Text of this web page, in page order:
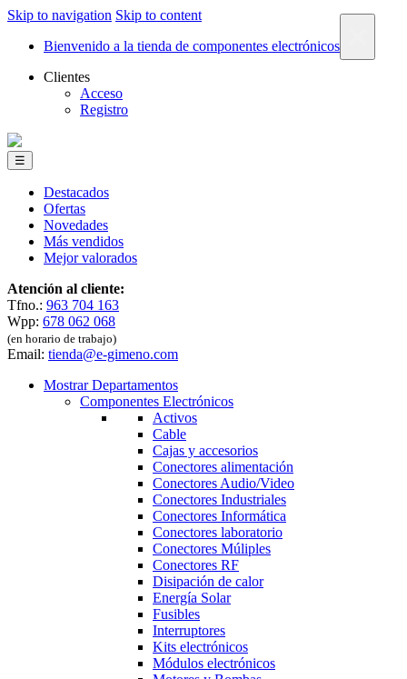
Skip to navigation Skip to content
Bienvenido a la tienda de componentes electrónicos
Clientes
Acceso
Registro
☰
Destacados
Ofertas
Novedades
Más vendidos
Mejor valorados
Atención al cliente:
Tfno.: 963 704 163
Wpp: 678 062 068
(en horario de trabajo)
Email: tienda@e-gimeno.com
Mostrar Departamentos
Componentes Electrónicos
Activos
Cable
Cajas y accesorios
Conectores alimentación
Conectores Audio/Video
Conectores Industriales
Conectores Informática
Conectores laboratorio
Conectores Múliples
Conectores RF
Disipación de calor
Energía Solar
Fusibles
Interruptores
Kits electrónicos
Módulos electrónicos